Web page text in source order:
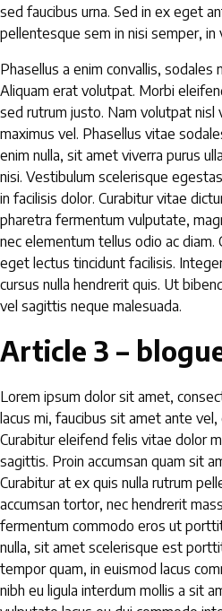
sed faucibus urna. Sed in ex eget
pellentesque sem in nisi semper, in
Phasellus a enim convallis, sodales
Aliquam erat volutpat. Morbi
sed rutrum justo. Nam volutpat nisl
maximus vel. Phasellus vitae
enim nulla, sit amet viverra purus
nisi. Vestibulum scelerisque
in facilisis dolor. Curabitur vitae
pharetra fermentum vulputate,
nec elementum tellus odio ac diam.
eget lectus tincidunt facilisis.
cursus nulla hendrerit quis. Ut
vel sagittis neque malesuada.
Article 3 –
Lorem ipsum dolor sit amet,
lacus mi, faucibus sit amet ante
Curabitur eleifend felis vitae dolor
sagittis. Proin accumsan quam sit
Curabitur at ex quis nulla rutrum
accumsan tortor, nec hendrerit
fermentum commodo eros ut
nulla, sit amet scelerisque est
tempor quam, in euismod lacus
nibh eu ligula interdum mollis a sit